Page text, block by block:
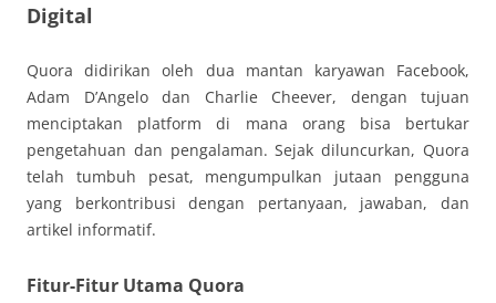
Digital
Quora didirikan oleh dua mantan karyawan Facebook,
Adam D’Angelo dan Charlie Cheever, dengan tujuan
menciptakan platform di mana orang bisa bertukar
pengetahuan dan pengalaman. Sejak diluncurkan, Quora
telah tumbuh pesat, mengumpulkan jutaan pengguna
yang berkontribusi dengan pertanyaan, jawaban, dan
artikel informatif.
Fitur-Fitur Utama Quora